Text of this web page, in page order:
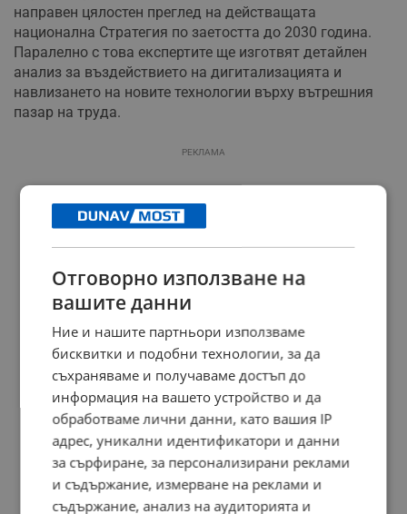
направен цялостен преглед на действащата
национална Стратегия по заетостта до 2030 година.
Паралелно с това експертите ще изготвят детайлен
анализ за въздействието на дигитализацията и
навлизането на новите технологии върху вътрешния
пазар на труда.
РЕКЛАМА
Отговорно използване на
вашите данни
Ние и нашите партньори използваме
бисквитки и подобни технологии, за да
съхраняваме и получаваме достъп до
информация на вашето устройство и да
обработваме лични данни, като вашия IP
адрес, уникални идентификатори и данни
за сърфиране, за персонализирани реклами
и съдържание, измерване на реклами и
съдържание, анализ на аудиторията и